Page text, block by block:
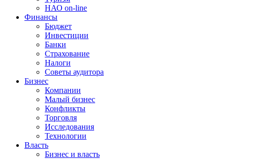
НАО on-line
Финансы
Бюджет
Инвестиции
Банки
Страхование
Налоги
Советы аудитора
Бизнес
Компании
Малый бизнес
Конфликты
Торговля
Исследования
Технологии
Власть
Бизнес и власть